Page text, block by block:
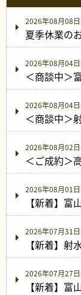
2026年08月08
夏季休業の
2026年08月04
＜商談中＞
2026年08月04
＜商談中＞
2026年08月02
＜ご成約＞
2026年08月01
【新着】
2026年07月31
【新着】
2026年07月27
【新着】富